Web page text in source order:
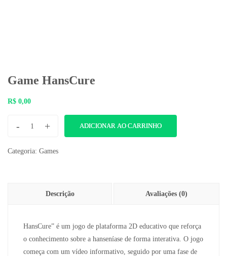
Game HansCure
R$ 0,00
- + ADICIONAR AO CARRINHO
Categoria: Games
Descrição Avaliações (0)
HansCure” é um jogo de plataforma 2D educativo que reforça
o conhecimento sobre a hanseníase de forma interativa. O jogo
começa com um vídeo informativo, seguido por uma fase de